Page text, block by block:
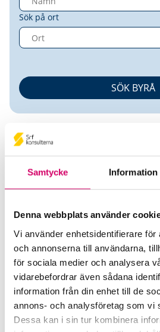
Samtycke Information
Denna webbplats använder
Vi använder enhetsidentifierare för
och annonserna till användarna,
för sociala medier och analysera
vidarebefordrar även sådana
information från din enhet till de
annons- och analysföretag som vi
Dessa kan i sin tur kombinera
Sök på ort
CK Ekonomi AB
Srf Auktoriserade
Camilla Kristiansson
Auktoriserad Redovisningskonsult
Skicka e-post
076-637 75 20
Kungsbacka